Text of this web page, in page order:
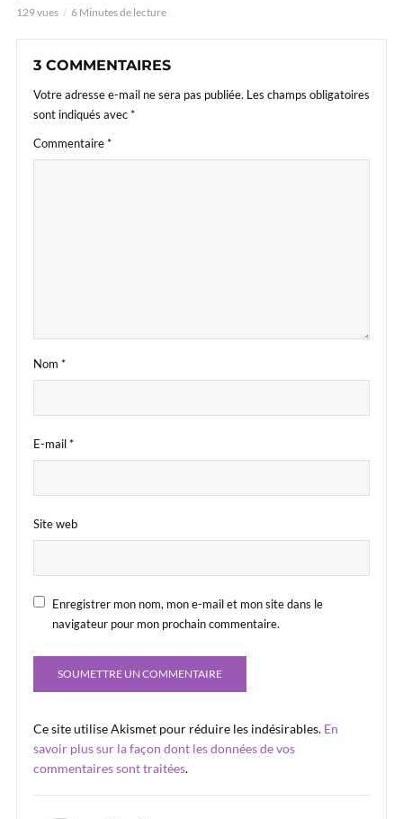
129 vues 6 Minutes de lecture
3 COMMENTAIRES
Votre adresse e-mail ne sera pas publiée. Les champs obligatoires
sont indiqués avec*
Commentaire*
Nom *
E-mail*
Site web
Enregistrer mon nom, mon e-mail et mon site dans le
navigateur pour mon prochain commentaire.
Ce site utilise Akismet pour réduire les indésirables. En
savoir plus sur la façon dont les données de vos
commentaires sont traitées.